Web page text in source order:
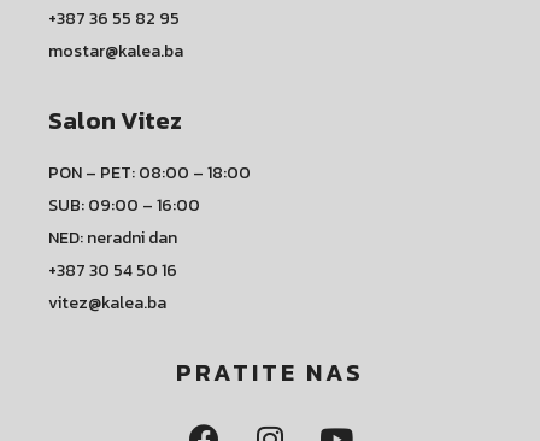
+387 36 55 82 95
mostar@kalea.ba
Salon Vitez
PON – PET: 08:00 – 18:00
SUB: 09:00 – 16:00
NED: neradni dan
+387 30 54 50 16
vitez@kalea.ba
PRATITE NAS